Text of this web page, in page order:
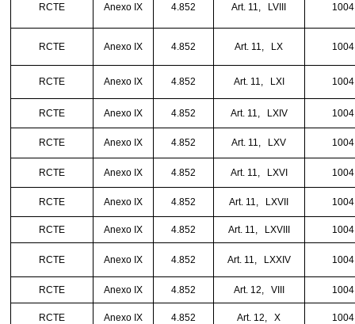
RCTE Anexo IX 4.852 Art. 11, LVIII
RCTE Anexo IX 4.852 Art. 11, LX
RCTE Anexo IX 4.852 Art. 11, LXI
RCTE Anexo IX 4.852 Art. 11, LXIV
RCTE Anexo IX 4.852 Art. 11, LXV
RCTE Anexo IX 4.852 Art. 11, LXVI
RCTE Anexo IX 4.852 Art. 11, LXVII
RCTE Anexo IX 4.852 Art. 11, LXVIII
RCTE Anexo IX 4.852 Art. 11, LXXIV
RCTE Anexo IX 4.852 Art. 12, VIII
RCTE Anexo IX 4.852 Art. 12, X